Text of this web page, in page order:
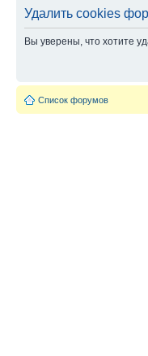
Удалить cookies
Вы уверены, что хотите
Список форумов